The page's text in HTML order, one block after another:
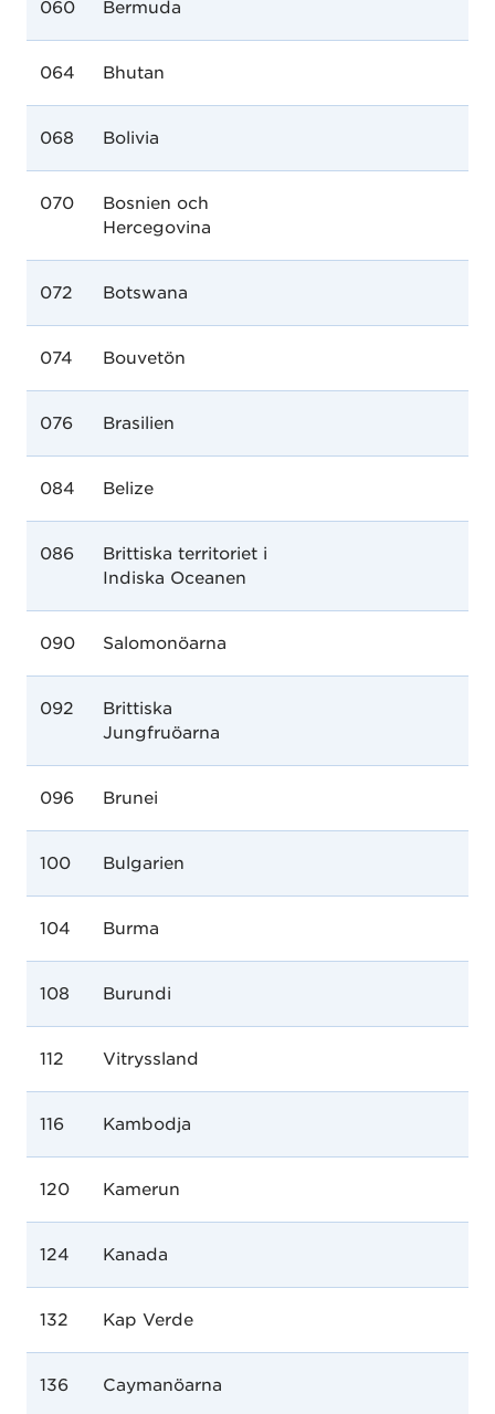
060 Bermuda
064 Bhutan
068 Bolivia
070
Bosnien och
Hercegovina
072 Botswana
074 Bouvetön
076 Brasilien
084 Belize
086
Brittiska territoriet i
Indiska Oceanen
090 Salomonöarna
092
Brittiska
Jungfruöarna
096 Brunei
100 Bulgarien
104 Burma
108 Burundi
112 Vitryssland
116 Kambodja
120 Kamerun
124 Kanada
132 Kap Verde
136 Caymanöarna